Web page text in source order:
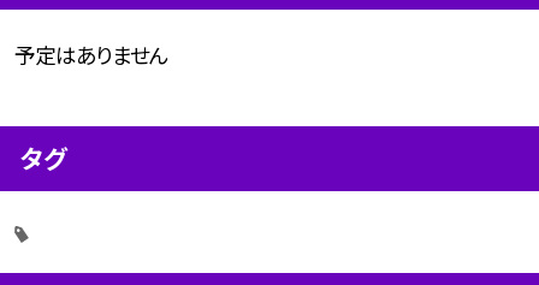
予定はありません
タグ